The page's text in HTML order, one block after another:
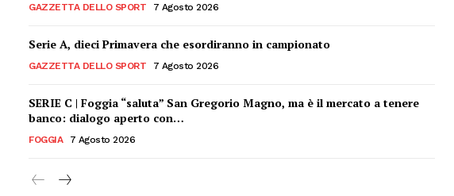
GAZZETTA DELLO SPORT 7 Agosto 2026
Serie A, dieci Primavera che esordiranno in campionato
GAZZETTA DELLO SPORT 7 Agosto 2026
SERIE C | Foggia “saluta” San Gregorio Magno, ma è il mercato a tenere
banco: dialogo aperto con…
FOGGIA 7 Agosto 2026